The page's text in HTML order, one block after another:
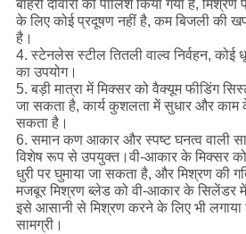
बाहरी दीवारों को पॉलिश किया गया है, मिश्रण
के लिए कोई प्रदूषण नहीं है, कम बिजली की
है।
4. स्टेनलेस स्टील तितली वाल्व निर्वहन, कोई
का उपयोग।
5. बड़ी मात्रा में मिक्सर को वैक्यूम फीडिंग
जा सकता है, कार्य कुशलता में सुधार और काम
सकता है।
6. समान कण आकार और स्पष्ट घनत्व वाली
विशेष रूप से उपयुक्त।वी-आकार के मिक्सर
धुरी पर घुमाया जा सकता है, और मिश्रण की
मजबूर मिश्रण ब्लेड को वी-आकार के सिलेंडर
इसे आसानी से मिश्रण करने के लिए भी
सामग्री।